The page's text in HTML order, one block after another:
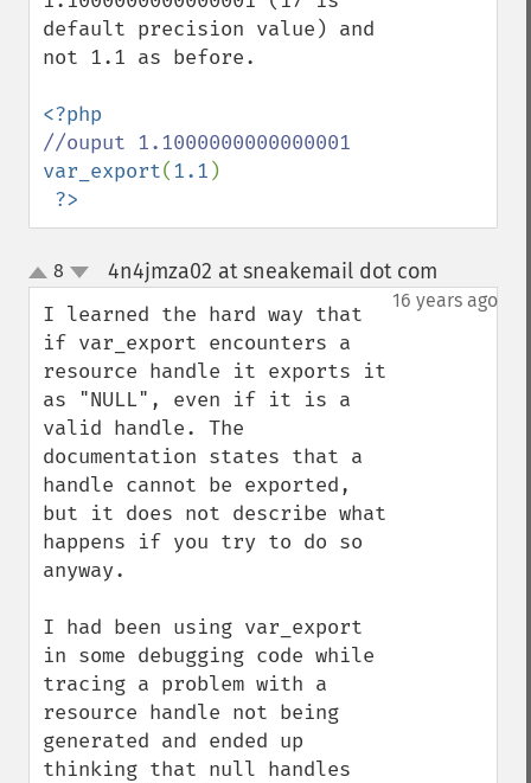
default precision value) and
not 1.1 as before.
var_export(1.1 )
?>
up
down
8 4n4jmza02 at sneakemail dot com
16 years ago
I learned the hard way that
if var_export encounters a
resource handle it exports it
as "NULL", even if it is a
valid handle. The
documentation states that a
handle cannot be exported,
but it does not describe what
happens if you try to do so
anyway.
I had been using var_export
in some debugging code while
tracing a problem with a
resource handle not being
generated and ended up
thinking that null handles